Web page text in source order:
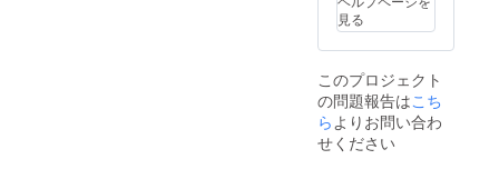
見る
このプロジェクト
の問題報告はこち
らよりお問い合わ
せください